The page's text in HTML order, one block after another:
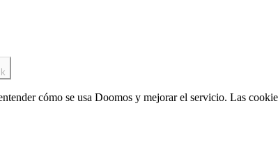
cómo se usa Doomos y mejorar el servicio. Las